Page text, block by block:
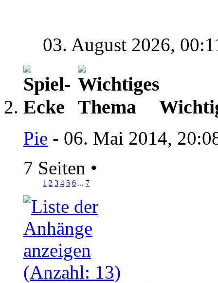
03. August 2026,
Pie - 06. Mai 2014,
7 Seiten •
1 2 3 4 5 6 ... 7